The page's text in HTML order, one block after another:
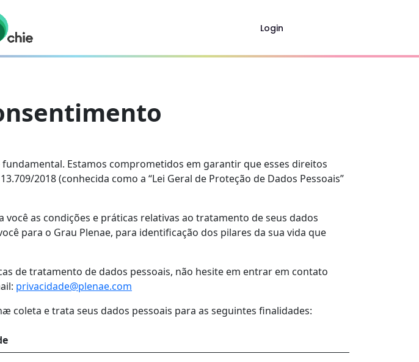
Login
Estamos comprometidos em garantir que esses direitos
2018 (conhecida como a “Lei Geral de Proteção de Dados Pessoais”
as condições e práticas relativas ao tratamento de seus dados
para o Grau Plenae, para identificação dos pilares da sua vida que
de tratamento de dados pessoais, não hesite em entrar em contato
privacidade@plenae.com
coleta e trata seus dados pessoais para as seguintes finalidades: